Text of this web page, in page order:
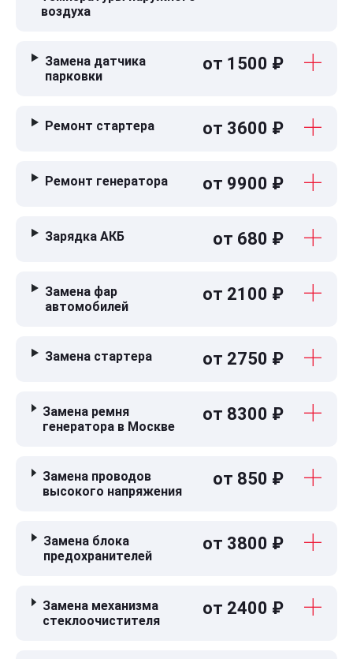
воздуха
Замена датчика
парковки
от 1500 ₽
Ремонт стартера от 3600 ₽
Ремонт генератора от 9900 ₽
Зарядка АКБ от 680 ₽
Замена фар
автомобилей
от 2100 ₽
Замена стартера от 2750 ₽
Замена ремня
генератора в Москве
от 8300 ₽
Замена проводов
высокого напряжения
от 850 ₽
Замена блока
предохранителей
от 3800 ₽
Замена механизма
стеклоочистителя
от 2400 ₽